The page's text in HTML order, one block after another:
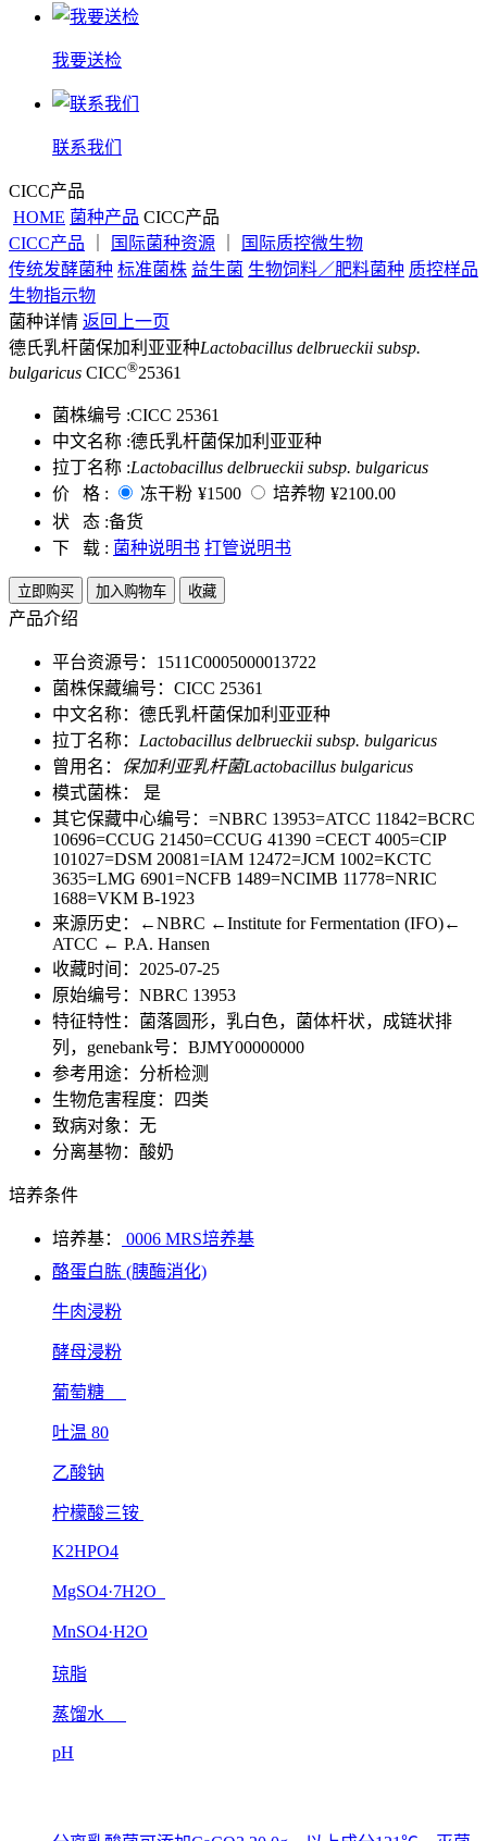
我要送检
联系我们
CICC产品
HOME 菌种产品 CICC产品
CICC产品
国际菌种资源
国际质控微生物
传统发酵菌种 标准菌株 益生菌 生物饲料／肥料菌种 质控样品
生物指示物
菌种详情 返回上一页
德氏乳杆菌保加利亚亚种Lactobacillus delbrueckii subsp.
bulgaricus CICC®25361
菌株编号 :CICC 25361
中文名称 :德氏乳杆菌保加利亚亚种
拉丁名称 :Lactobacillus delbrueckii subsp. bulgaricus
价 格 :
冻干粉 ¥1500 培养物 ¥2100.00
状 态 :备货
下 载 : 菌种说明书 打管说明书
立即购买 加入购物车 收藏
产品介绍
平台资源号：1511C0005000013722
菌株保藏编号：CICC 25361
中文名称：德氏乳杆菌保加利亚亚种
拉丁名称： Lactobacillus delbrueckii subsp. bulgaricus
曾用名：
保加利亚乳杆菌Lactobacillus bulgaricus
模式菌株： 是
其它保藏中心编号：=NBRC 13953=ATCC 11842=BCRC
10696=CCUG 21450=CCUG 41390 =CECT 4005=CIP
101027=DSM 20081=IAM 12472=JCM 1002=KCTC
3635=LMG 6901=NCFB 1489=NCIMB 11778=NRIC
1688=VKM B-1923
来源历史：←NBRC ←Institute for Fermentation (IFO)←
ATCC ← P.A. Hansen
收藏时间：2025-07-25
原始编号：NBRC 13953
特征特性：菌落圆形，乳白色，菌体杆状，成链状排
列，genebank号：BJMY00000000
参考用途：分析检测
生物危害程度：四类
致病对象：无
分离基物：酸奶
培养条件
培养基：
0006 MRS培养基
酪蛋白胨 (胰酶消化)
牛肉浸粉
酵母浸粉
葡萄糖
吐温 80
乙酸钠
柠檬酸三铵
K2HPO4
MgSO4·7H2O
MnSO4·H2O
琼脂
蒸馏水
pH